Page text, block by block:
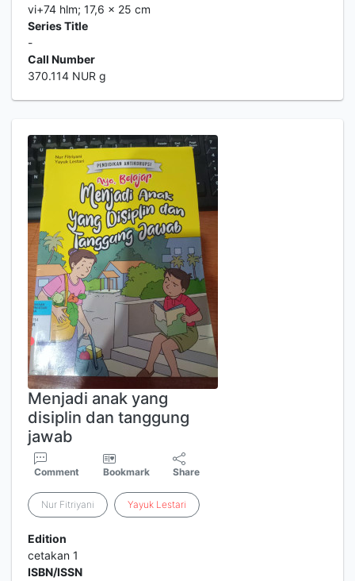
vi+74 hlm; 17,6 x 25 cm
Series Title
-
Call Number
370.114 NUR g
Menjadi anak yang
disiplin dan tanggung
jawab
Comment Bookmark Share
Nur Fitriyani Yayuk Lestari
Edition
cetakan 1
ISBN/ISSN